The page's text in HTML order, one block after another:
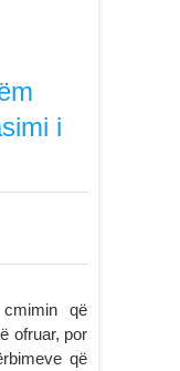
i
që
ofruar, por
që